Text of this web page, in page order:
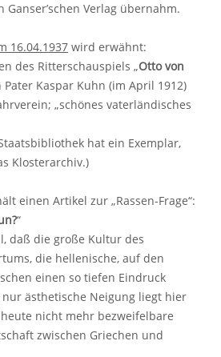
Ganser’schen Verlag übernahm.
16.04.1937 wird erwähnt:
des Ritterschauspiels „Otto von
Pater Kaspar Kuhn (im April 1912)
„schönes vaterländisches
hat ein Exemplar,
Klosterarchiv.)
einen Artikel zur „Rassen-Frage“:
“
daß die große Kultur des
die hellenische, auf den
einen so tiefen Eindruck
ästhetische Neigung liegt hier
nicht mehr bezweifelbare
zwischen Griechen und